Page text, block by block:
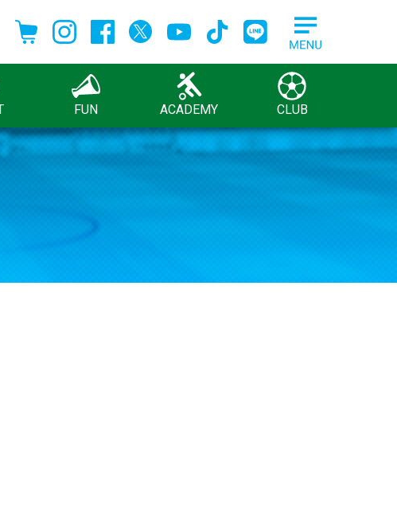
FUN ACADEMY CLUB